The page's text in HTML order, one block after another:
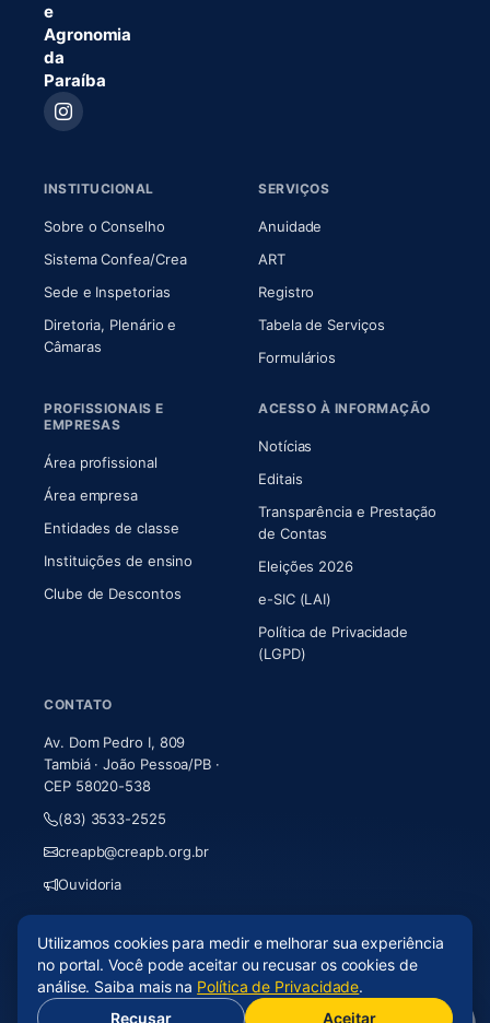
e
Agronomia
da
Paraíba
INSTITUCIONAL
Sobre o Conselho(abre em nova aba)
Sistema Confea/Crea(abre em nova aba)
Sede e Inspetorias
Diretoria, Plenário e
Câmaras(abre em nova aba)
SERVIÇOS
Anuidade
ART(abre em nova aba)
Registro
Tabela de Serviços
Formulários
PROFISSIONAIS E
EMPRESAS
Área profissional
Área empresa
Entidades de classe
Instituições de ensino
Clube de Descontos
ACESSO À INFORMAÇÃO
Notícias
Editais
Transparência e Prestação
de Contas
Eleições 2026
e-SIC (LAI)
Política de Privacidade
(LGPD)
CONTATO
Av. Dom Pedro I, 809
Tambiá · João Pessoa/PB ·
CEP 58020-538
(83) 3533-2525
creapb@creapb.org.br
Ouvidoria
© 2026 CREA-PB · Todos os direitos reservados
Acessibilidade
Mapa do site· LGPD
Utilizamos cookies para medir e melhorar sua experiência
no portal. Você pode aceitar ou recusar os cookies de
análise. Saiba mais na Política de Privacidade.
Recusar
Aceitar